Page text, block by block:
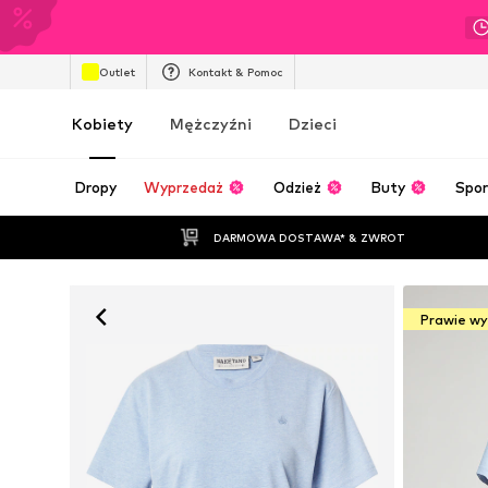
Outlet Kontakt & Pomoc
Kobiety Mężczyźni Dzieci
Dropy Wyprzedaż Odzież Buty
DARMOWA DOSTAWA* & ZWROT
Prawie